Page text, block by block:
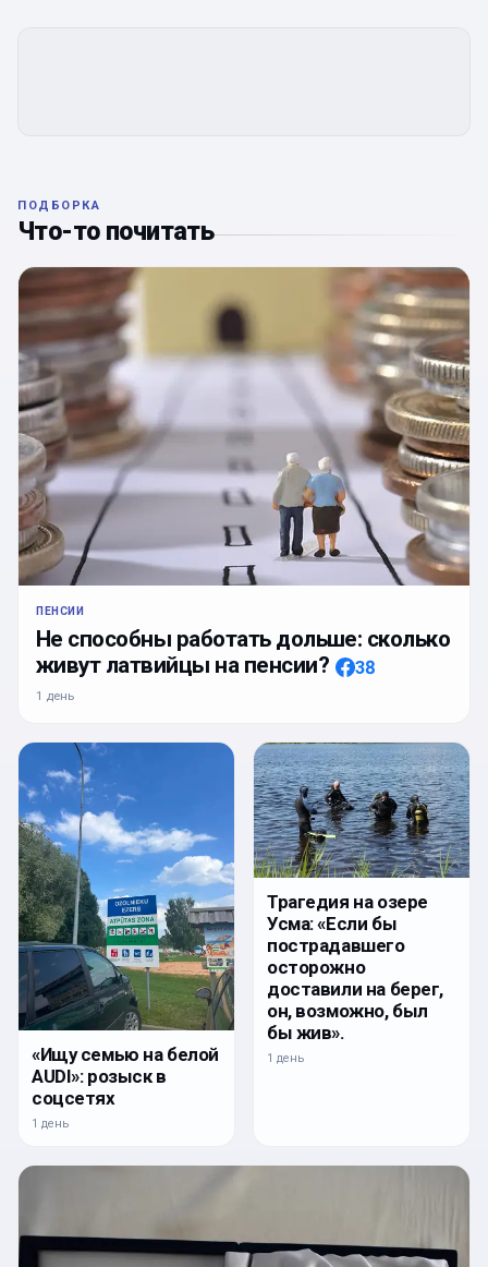
ПОДБОРКА
Что-то почитать
ПЕНСИИ
Не способны работать дольше: сколько
живут латвийцы на пенсии?
38
1 день
«Ищу семью на белой
AUDI»: розыск в
соцсетях
1 день
Трагедия на озере
Усма: «Если бы
пострадавшего
осторожно
доставили на берег,
он, возможно, был
бы жив».
1 день